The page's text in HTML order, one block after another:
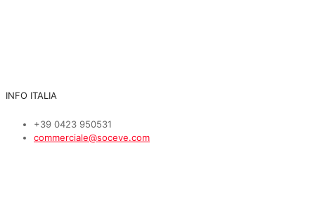
INFO ITALIA
+39 0423 950531
commerciale@soceve.com